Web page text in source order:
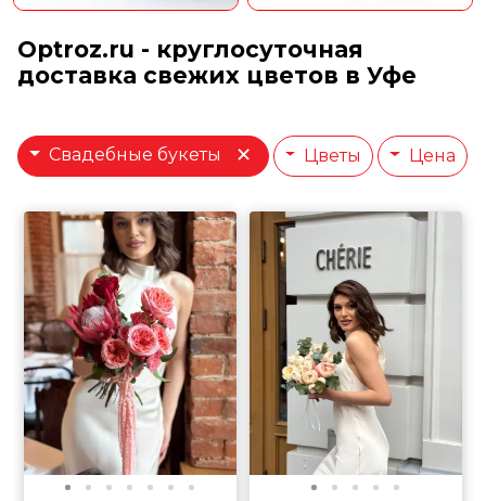
Optroz.ru - круглосуточная
доставка свежих цветов в Уфе
Цветы Цена
Свадебные букеты ×